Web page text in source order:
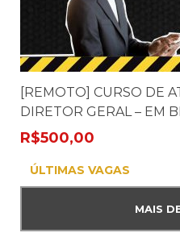
[REMOTO] CURSO DE
DIRETOR GERAL – EM
R$500,00
ÚLTIMAS VAGAS
MAIS